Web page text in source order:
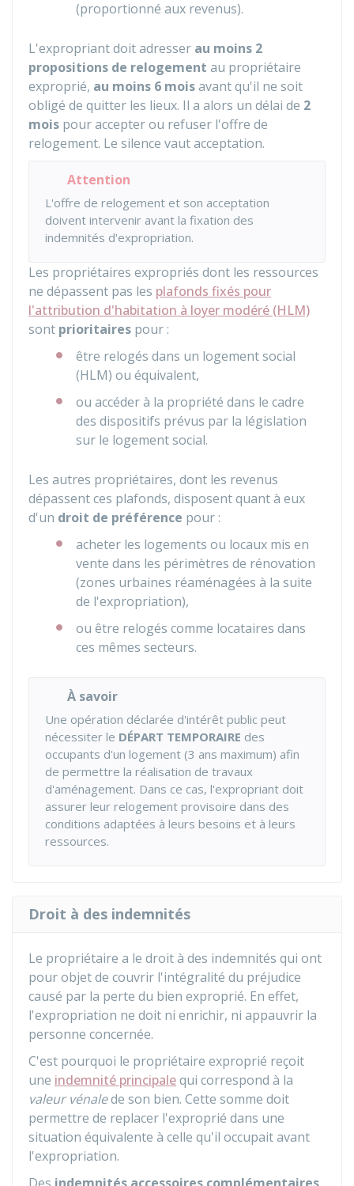
(proportionné aux revenus).
L'expropriant doit adresser au moins 2
propositions de relogement au propriétaire
exproprié, au moins 6 moisavant qu'il ne soit
obligé de quitter les lieux. Il a alors un délai de 2
mois pour accepter ou refuser l'offre de
relogement. Le silence vaut acceptation.
Attention
L'offre de relogement et son acceptation
doivent intervenir avant la fixation des
indemnités d'expropriation.
Les propriétaires expropriés dont les ressources
ne dépassent pas les plafonds fixés pour
l'attribution d'habitation à loyer modéré (HLM)
sont prioritaires pour :
être relogés dans un logement social
(HLM) ou équivalent,
ou accéder à la propriété dans le cadre
des dispositifs prévus par la législation
sur le logement social.
Les autres propriétaires, dont les revenus
dépassent ces plafonds, disposent quant à eux
d'un droit de préférence pour :
acheter les logements ou locaux mis en
vente dans les périmètres de rénovation
(zones urbaines réaménagées à la suite
de l'expropriation),
ou être relogés comme locataires dans
ces mêmes secteurs.
À savoir
Une opération déclarée d'intérêt public peut
nécessiter le DÉPART TEMPORAIRE des
occupants d'un logement (3 ans maximum) afin
de permettre la réalisation de travaux
d'aménagement. Dans ce cas, l'expropriant doit
assurer leur relogement provisoire dans des
conditions adaptées à leurs besoins et à leurs
ressources.
Droit à des indemnités
Le propriétaire a le droit à des indemnités qui ont
pour objet de couvrir l'intégralité du préjudice
causé par la perte du bien exproprié. En effet,
l'expropriation ne doit ni enrichir, ni appauvrir la
personne concernée.
C'est pourquoi le propriétaire exproprié reçoit
une indemnité principalequi correspond à la
valeur vénalede son bien. Cette somme doit
permettre de replacer l'exproprié dans une
situation équivalente à celle qu'il occupait avant
l'expropriation.